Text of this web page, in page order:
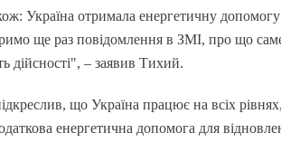
Україна отримала енергетичну допомогу
ще раз повідомлення в ЗМІ, про що
дійсності", – заявив Тихий.
що Україна працює на всіх
енергетична допомога для